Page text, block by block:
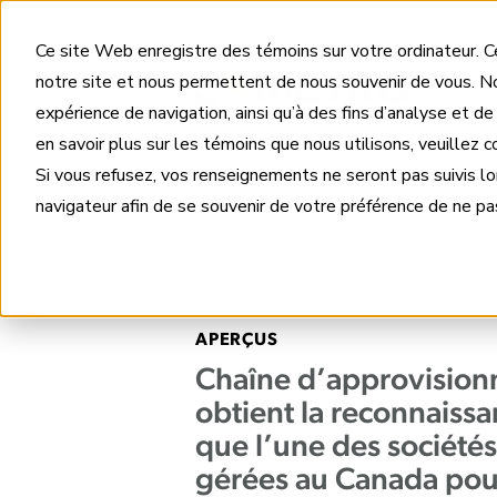
Ce site Web enregistre des témoins sur votre ordinateur.
notre site et nous permettent de nous souvenir de vous.
expérience de navigation, ainsi qu’à des fins d’analyse et
en savoir plus sur les témoins que nous utilisons, veuillez
Si vous refusez, vos renseignements ne seront pas suivis
navigateur afin de se souvenir de votre préférence de ne
Home Apercus
APERÇUS
Chaîne
obtient la
que l’une des
gérées au Canada